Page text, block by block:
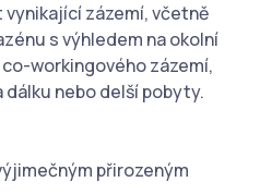
zázemí, včetně
s výhledem na okolní
workingového zázemí,
nebo delší pobyty.
přirozeným